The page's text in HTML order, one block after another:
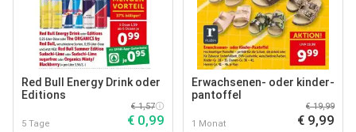
Red Bull Energy Drink oder
Editions
5 Tage
€ 1,57
€ 0,99
Erwachsenen- oder kinder-
pantoffel
1 Monat
€ 19,99
€ 9,99